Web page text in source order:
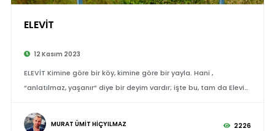
ELEVİT
12 Kasım 2023
ELEVİT Kimine göre bir köy, kimine göre bir yayla. Hani ,
“anlatılmaz, yaşanır” diye bir deyim vardır; işte bu, tam da Elevit
MURAT ÜMİT HİÇYILMAZ 2226